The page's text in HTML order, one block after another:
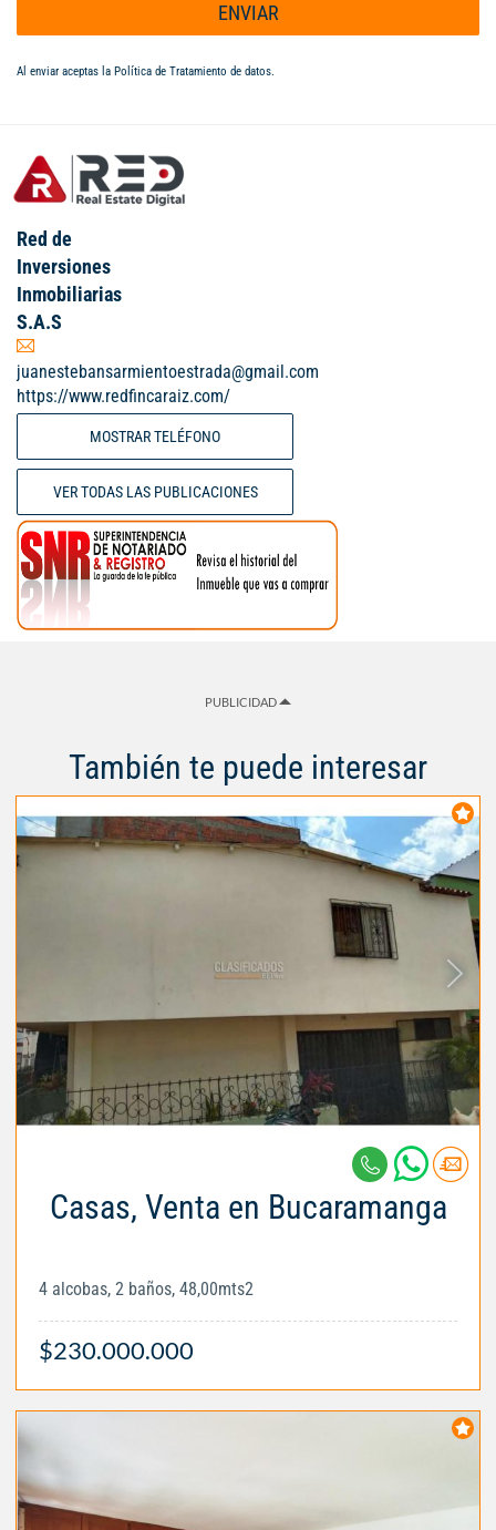
ENVIAR
Al enviar aceptas la Política de Tratamiento de datos.
Red de
Inversiones
Inmobiliarias
S.A.S
juanestebansarmientoestrada@gmail.com
https://www.redfincaraiz.com/
MOSTRAR TELÉFONO
VER TODAS LAS PUBLICACIONES
PUBLICIDAD
También te puede interesar
Casas, Venta en Bucaramanga
4 alcobas, 2 baños, 48,00mts2
$230.000.000